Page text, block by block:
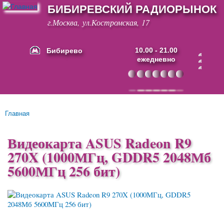
Перейти к
основному
содержанию
БИБИРЕВСКИЙ РАДИОРЫНОК
г.Москва, ул.Костромская, 17
Бибирево
10.00 - 21.00
ежедневно
Основные ссылки
Вы здесь
Главная
Видеокарта ASUS Radeon R9
270X (1000МГц, GDDR5 2048Мб
5600МГц 256 бит)